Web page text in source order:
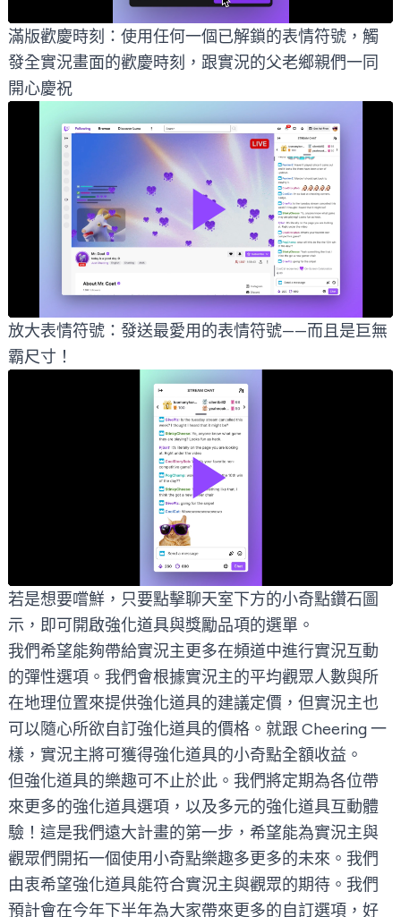
滿版歡慶時刻：使用任何一個已解鎖的表情符號，觸
發全實況畫面的歡慶時刻，跟實況的父老鄉親們一同
開心慶祝
放大表情符號：發送最愛用的表情符號——而且是巨無
霸尺寸！
若是想要嚐鮮，只要點擊聊天室下方的小奇點鑽石圖
示，即可開啟強化道具與獎勵品項的選單。
我們希望能夠帶給實況主更多在頻道中進行實況互動
的彈性選項。我們會根據實況主的平均觀眾人數與所
在地理位置來提供強化道具的建議定價，但實況主也
可以隨心所欲自訂強化道具的價格。就跟 Cheering 一
樣，實況主將可獲得強化道具的小奇點全額收益。
但強化道具的樂趣可不止於此。我們將定期為各位帶
來更多的強化道具選項，以及多元的強化道具互動體
驗！這是我們遠大計畫的第一步，希望能為實況主與
觀眾們開拓一個使用小奇點樂趣多更多的未來。我們
由衷希望強化道具能符合實況主與觀眾的期待。我們
預計會在今年下半年為大家帶來更多的自訂選項，好